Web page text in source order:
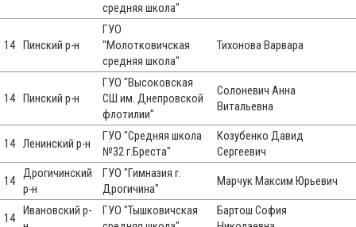
средняя школа"
14 Пинский р-н
ГУО
"Молотковичская
средняя школа"
Тихонова Варвара
14 Пинский р-н
ГУО "Высоковская
СШ им. Днепровской
флотилии"
Солоневич Анна
Витальевна
14 Ленинский р-н
ГУО "Средняя школа
№32 г.Бреста"
Козубенко Давид
Сергеевич
14
Дрогичинский
р-н
ГУО "Гимназия г.
Дрогичина"
Марчук Максим Юрьевич
14
Ивановский р-
ГУО "Тышковичская
Бартош София